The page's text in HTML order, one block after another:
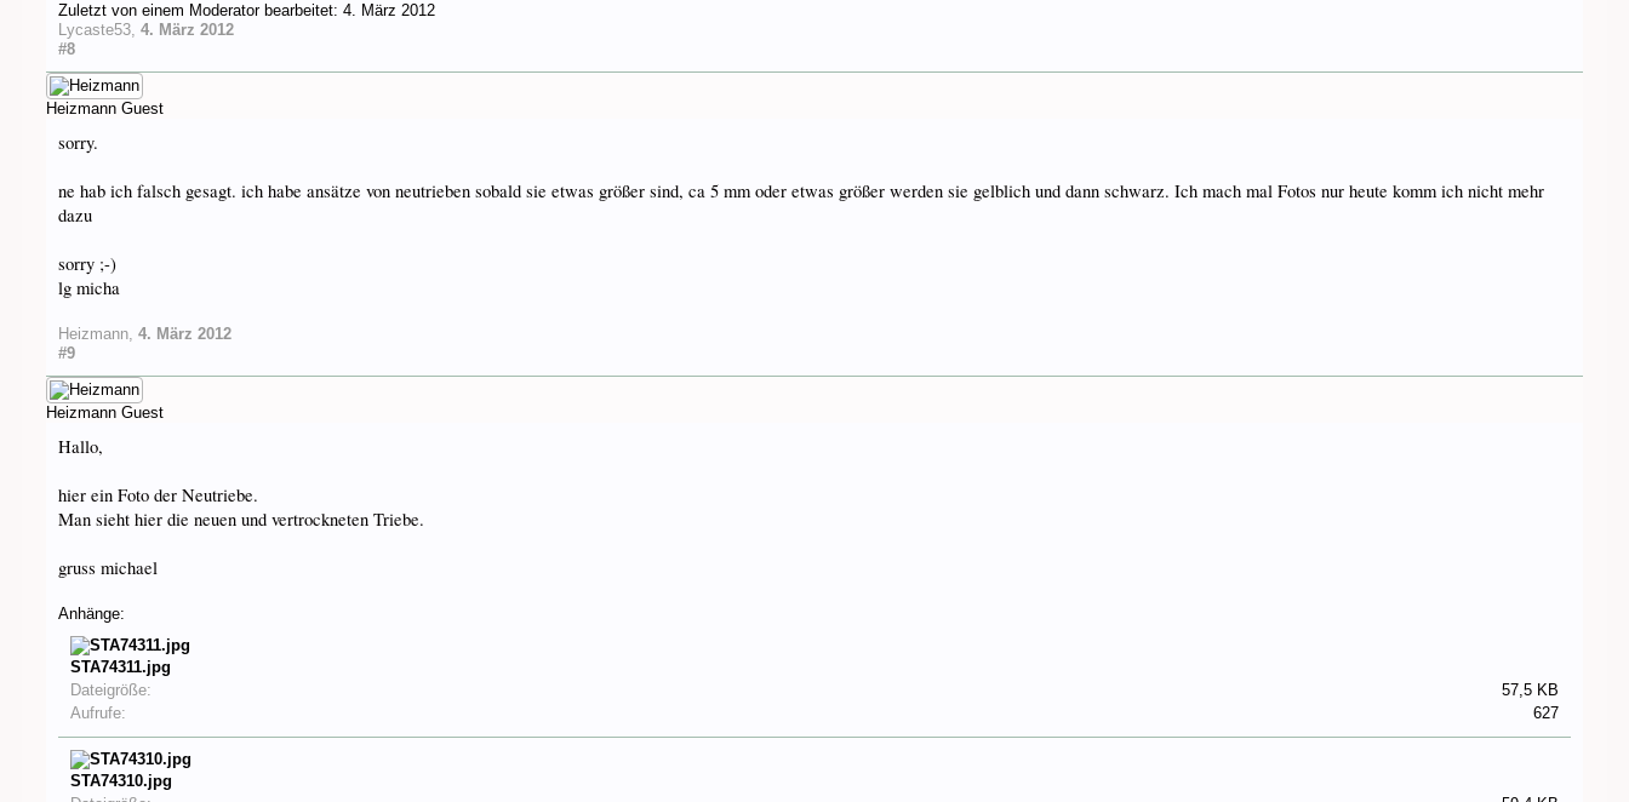
Zuletzt von einem Moderator bearbeitet:4. März 2012
Lycaste53, 4. März 2012
#8
Heizmann Guest
sorry.
ne hab ich falsch gesagt. ich habe ansätze von neutrieben sobald sie etwas größer sind, ca 5 mm oder etwas größer werden sie gelblich und dann schwarz. Ich mach mal Fotos nur heute komm ich nicht mehr
dazu
sorry ;-)
lg micha
Heizmann, 4. März 2012
#9
Heizmann Guest
Hallo,
hier ein Foto der Neutriebe.
Man sieht hier die neuen und vertrockneten Triebe.
gruss michael
Anhänge:
STA74311.jpg
Dateigröße:
57,5 KB
Aufrufe:
627
STA74310.jpg